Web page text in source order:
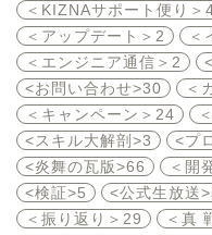
＜KIZNAサポート便り＞
＜アップデート＞ 2 ＜
＜エンジニア通信＞ 2
<お問い合わせ>30 ＜
＜キャンペーン＞ 24
<スキル大解剖>3 <プ
<炎舞の瓦版>66 ＜開
<検証>5 <公式生放送>
＜振り返り＞ 29 ＜真